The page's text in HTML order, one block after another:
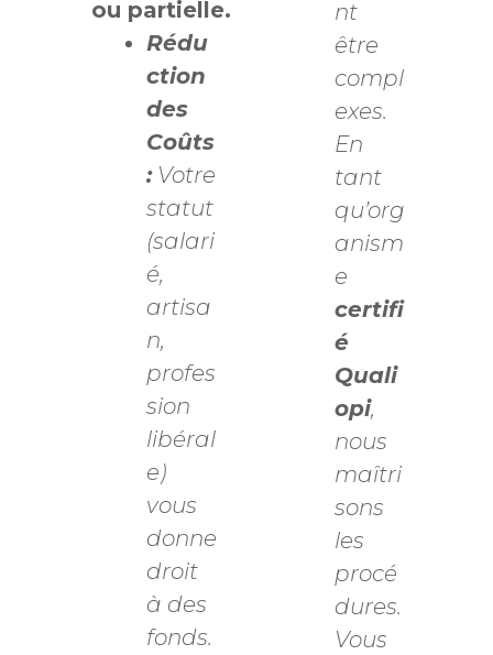
ou partielle.
Rédu
ction
des
Coûts
:Votre
statut
(salari
é,
artisa
n,
profes
sion
libéral
e)
vous
donne
droit
à des
fonds.
nt
être
compl
exes.
En
tant
qu’org
anism
e
certifi
é
Quali
opi,
nous
maîtri
sons
les
procé
dures.
Vous